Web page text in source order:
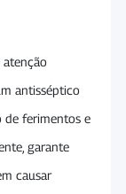
atenção
antisséptico
de ferimentos e
garante
causar